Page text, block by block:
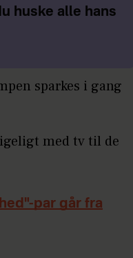
huske alle hans
sparkes i gang
med tv til de
par går fra